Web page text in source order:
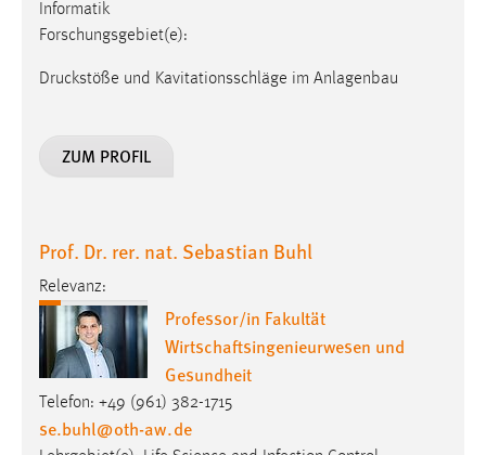
Informatik
Forschungsgebiet(e):
Druckstöße und Kavitationsschläge im Anlagenbau
ZUM PROFIL
Prof. Dr. rer. nat. Sebastian Buhl
Relevanz:
Professor/in Fakultät
Wirtschaftsingenieurwesen und
Gesundheit
Telefon: +49 (961) 382-1715
se.buhl@oth-aw.de